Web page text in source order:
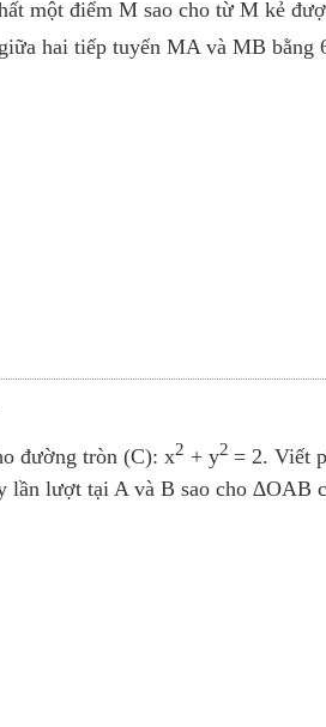
một điểm M sao cho từ M kẻ
hai tiếp tuyến MA và MB bằng
đường tròn (C): x2 + y2 = 2. Viết
lần lượt tại A và B sao cho ∆OAB